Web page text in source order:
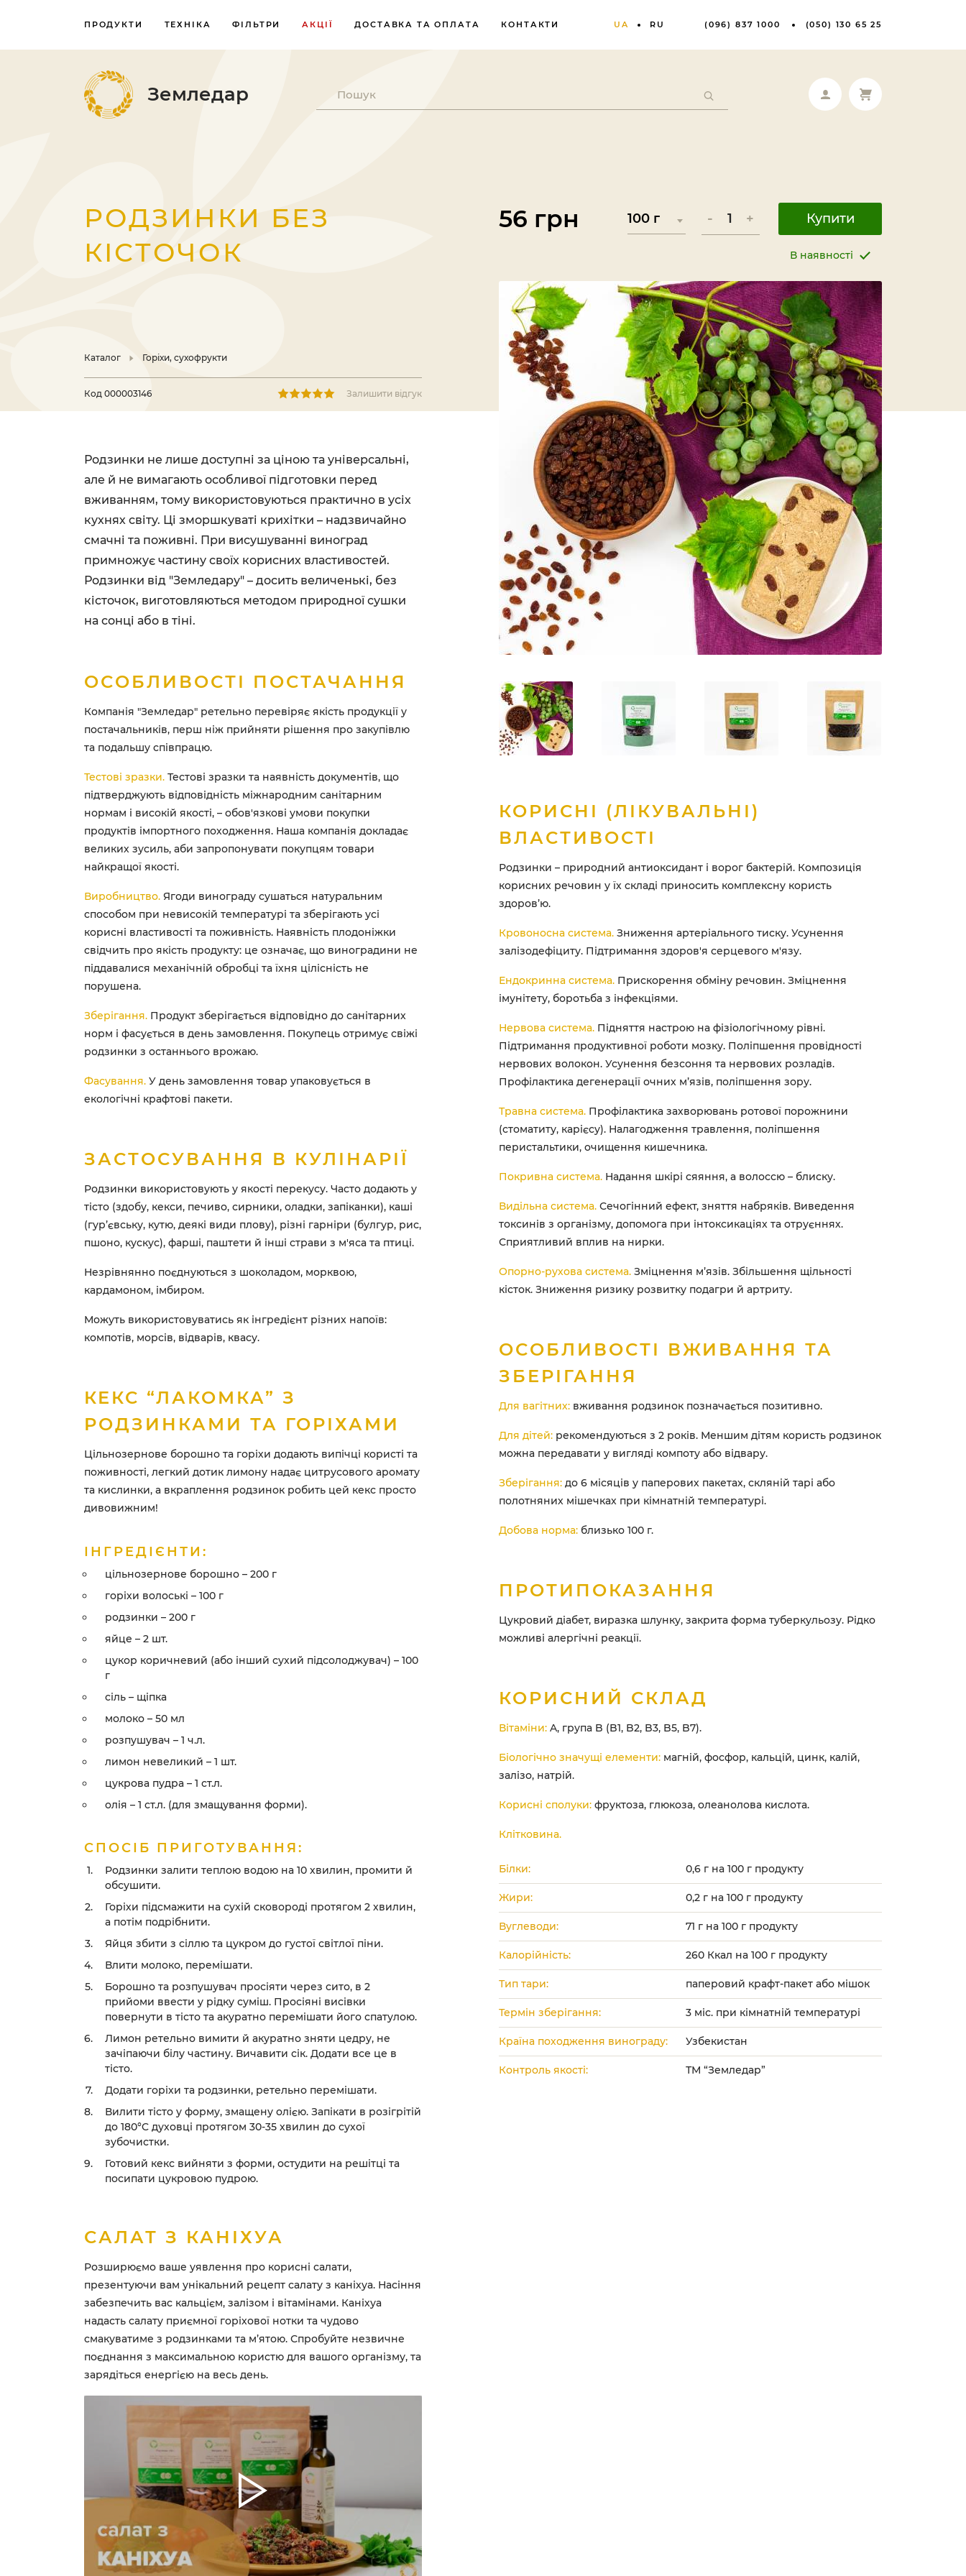
ПРОДУКТИ ТЕХНІКА ФІЛЬТРИ АКЦІЇ ДОСТАВКА ТА ОПЛАТА КОНТАКТИ UA RU (096) 837 1000 (050) 130 65 25
Земледар
РОДЗИНКИ БЕЗ
КІСТОЧОК
Каталог Горіхи, сухофрукти
Код 000003146 Залишити відгук
Родзинки не лише доступні за ціною та універсальні,
але й не вимагають особливої підготовки перед
вживанням, тому використовуються практично в усіх
кухнях світу. Ці зморшкуваті крихітки – надзвичайно
смачні та поживні. При висушуванні виноград
примножує частину своїх корисних властивостей.
Родзинки від "Земледару" – досить величенькі, без
кісточок, виготовляються методом природної сушки
на сонці або в тіні.
ОСОБЛИВОСТІ ПОСТАЧАННЯ
Компанія "Земледар" ретельно перевіряє якість продукції у
постачальників, перш ніж прийняти рішення про закупівлю
та подальшу співпрацю.
Тестові зразки. Тестові зразки та наявність документів, що
підтверджують відповідність міжнародним санітарним
нормам і високій якості, – обов'язкові умови покупки
продуктів імпортного походження. Наша компанія докладає
великих зусиль, аби запропонувати покупцям товари
найкращої якості.
Виробництво. Ягоди винограду сушаться натуральним
способом при невисокій температурі та зберігають усі
корисні властивості та поживність. Наявність плодоніжки
свідчить про якість продукту: це означає, що виноградини не
піддавалися механічній обробці та їхня цілісність не
порушена.
Зберігання. Продукт зберігається відповідно до санітарних
норм і фасується в день замовлення. Покупець отримує свіжі
родзинки з останнього врожаю.
Фасування. У день замовлення товар упаковується в
екологічні крафтові пакети.
ЗАСТОСУВАННЯ В КУЛІНАРІЇ
Родзинки використовують у якості перекусу. Часто додають у
тісто (здобу, кекси, печиво, сирники, оладки, запіканки), каші
(гур’євську, кутю, деякі види плову), різні гарніри (булгур, рис,
пшоно, кускус), фарші, паштети й інші страви з м'яса та птиці.
Незрівнянно поєднуються з шоколадом, морквою,
кардамоном, імбиром.
Можуть використовуватись як інгредієнт різних напоїв:
компотів, морсів, відварів, квасу.
КЕКС “ЛАКОМКА” З
РОДЗИНКАМИ ТА ГОРІХАМИ
Цільнозернове борошно та горіхи додають випічці користі та
поживності, легкий дотик лимону надає цитрусового аромату
та кислинки, а вкраплення родзинок робить цей кекс просто
дивовижним!
ІНГРЕДІЄНТИ:
цільнозернове борошно – 200 г
горіхи волоські – 100 г
родзинки – 200 г
яйце – 2 шт.
цукор коричневий (або інший сухий підсолоджувач) – 100
г
сіль – щіпка
молоко – 50 мл
розпушувач – 1 ч.л.
лимон невеликий – 1 шт.
цукрова пудра – 1 ст.л.
олія – 1 ст.л. (для змащування форми).
СПОСІБ ПРИГОТУВАННЯ:
Родзинки залити теплою водою на 10 хвилин, промити й
обсушити.
Горіхи підсмажити на сухій сковороді протягом 2 хвилин,
а потім подрібнити.
Яйця збити з сіллю та цукром до густої світлої піни.
Влити молоко, перемішати.
Борошно та розпушувач просіяти через сито, в 2
прийоми ввести у рідку суміш. Просіяні висівки
повернути в тісто та акуратно перемішати його спатулою.
Лимон ретельно вимити й акуратно зняти цедру, не
зачіпаючи білу частину. Вичавити сік. Додати все це в
тісто.
Додати горіхи та родзинки, ретельно перемішати.
Вилити тісто у форму, змащену олією. Запікати в розігрітій
до 180°C духовці протягом 30-35 хвилин до сухої
зубочистки.
Готовий кекс вийняти з форми, остудити на решітці та
посипати цукровою пудрою.
САЛАТ З КАНІХУА
Розширюємо ваше уявлення про корисні салати,
презентуючи вам унікальний рецепт салату з каніхуа. Насіння
забезпечить вас кальцієм, залізом і вітамінами. Каніхуа
надасть салату приємної горіхової нотки та чудово
смакуватиме з родзинками та м’ятою. Спробуйте незвичне
поєднання з максимальною користю для вашого організму, та
зарядіться енергією на весь день.
56 грн - + Купити
В наявності
КОРИСНІ (ЛІКУВАЛЬНІ)
ВЛАСТИВОСТІ
Родзинки – природний антиоксидант і ворог бактерій. Композиція
корисних речовин у їх складі приносить комплексну користь
здоров’ю.
Кровоносна система. Зниження артеріального тиску. Усунення
залізодефіциту. Підтримання здоров'я серцевого м'язу.
Ендокринна система. Прискорення обміну речовин. Зміцнення
імунітету, боротьба з інфекціями.
Нервова система. Підняття настрою на фізіологічному рівні.
Підтримання продуктивної роботи мозку. Поліпшення провідності
нервових волокон. Усунення безсоння та нервових розладів.
Профілактика дегенерації очних м’язів, поліпшення зору.
Травна система. Профілактика захворювань ротової порожнини
(стоматиту, карієсу). Налагодження травлення, поліпшення
перистальтики, очищення кишечника.
Покривна система. Надання шкірі сяяння, а волоссю – блиску.
Видільна система. Сечогінний ефект, зняття набряків. Виведення
токсинів з організму, допомога при інтоксикаціях та отруєннях.
Сприятливий вплив на нирки.
Опорно-рухова система. Зміцнення м’язів. Збільшення щільності
кісток. Зниження ризику розвитку подагри й артриту.
ОСОБЛИВОСТІ ВЖИВАННЯ ТА
ЗБЕРІГАННЯ
Для вагітних: вживання родзинок позначається позитивно.
Для дітей: рекомендуються з 2 років. Меншим дітям користь родзинок
можна передавати у вигляді компоту або відвару.
Зберігання: до 6 місяців у паперових пакетах, скляній тарі або
полотняних мішечках при кімнатній температурі.
Добова норма: близько 100 г.
ПРОТИПОКАЗАННЯ
Цукровий діабет, виразка шлунку, закрита форма туберкульозу. Рідко
можливі алергічні реакції.
КОРИСНИЙ СКЛАД
Вітаміни: A, група B (B1, B2, B3, B5, B7).
Біологічно значущі елементи: магній, фосфор, кальцій, цинк, калій,
залізо, натрій.
Корисні сполуки: фруктоза, глюкоза, олеанолова кислота.
Клітковина.
Білки: 0,6 г на 100 г продукту
Жири: 0,2 г на 100 г продукту
Вуглеводи: 71 г на 100 г продукту
Калорійність: 260 Ккал на 100 г продукту
Тип тари: паперовий крафт-пакет або мішок
Термін зберігання: 3 міс. при кімнатній температурі
Країна походження винограду: Узбекистан
Контроль якості: ТМ “Земледар”